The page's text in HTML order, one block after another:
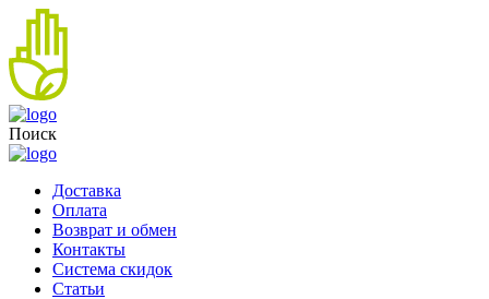
Поиск
Доставка
Оплата
Возврат и обмен
Контакты
Система скидок
Статьи